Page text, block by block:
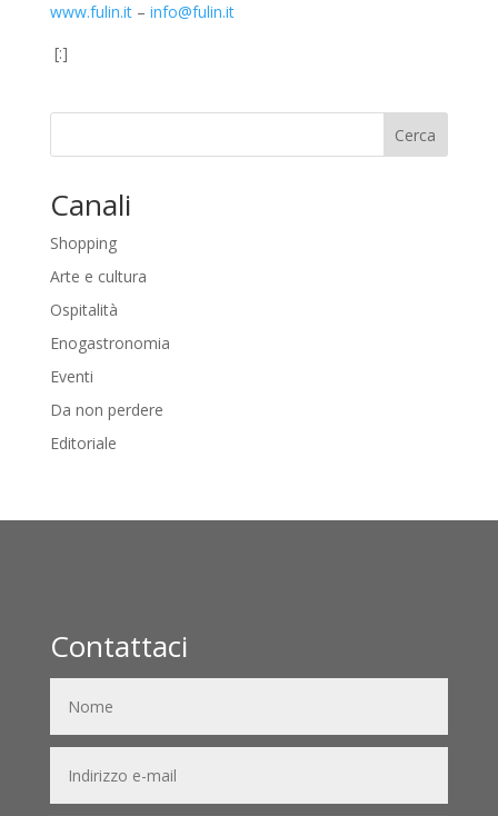
www.fulin.it– info@fulin.it
[:]
Cerca
Canali
Shopping
Arte e cultura
Ospitalità
Enogastronomia
Eventi
Da non perdere
Editoriale
Contattaci